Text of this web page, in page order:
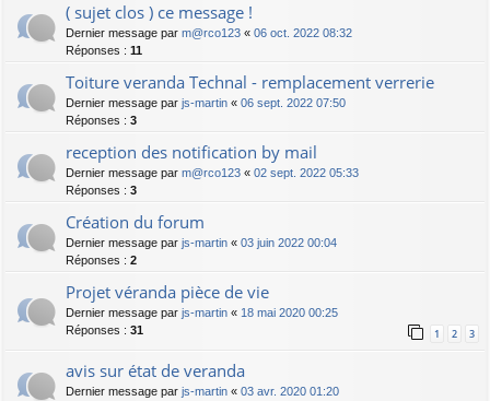
( sujet clos ) ce message !
Dernier message par m@rco123 « 06 oct. 2022 08:32
Réponses : 11
Toiture veranda Technal - remplacement verrerie
Dernier message par js-martin « 06 sept. 2022 07:50
Réponses : 3
reception des notification by mail
Dernier message par m@rco123 « 02 sept. 2022 05:33
Réponses : 3
Création du forum
Dernier message par js-martin « 03 juin 2022 00:04
Réponses : 2
Projet véranda pièce de vie
Dernier message par js-martin « 18 mai 2020 00:25
Réponses : 31 1 2 3
avis sur état de veranda
Dernier message par js-martin « 03 avr. 2020 01:20